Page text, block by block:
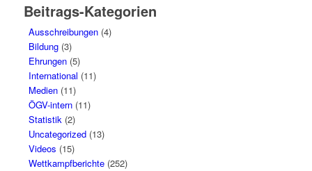
Beitrags-Kategorien
Ausschreibungen(4)
Bildung(3)
Ehrungen(5)
International (11)
Medien(11)
ÖGV-intern(11)
Statistik(2)
Uncategorized(13)
Videos (15)
Wettkampfberichte(252)